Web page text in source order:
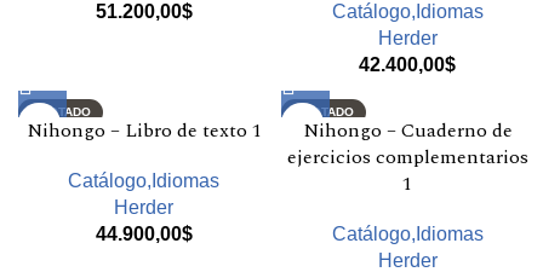
51.200,00$
Catálogo,Idiomas
Herder
42.400,00$
AGOTADO
Nihongo – Libro de texto 1
Catálogo,Idiomas
Herder
44.900,00$
AGOTADO
Nihongo – Cuaderno de
ejercicios complementarios
1
Catálogo,Idiomas
Herder